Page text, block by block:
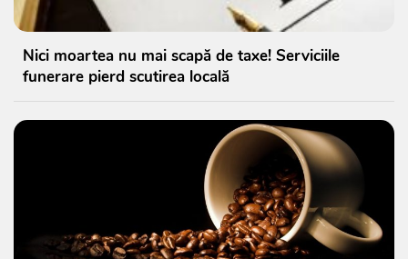
Nici moartea nu mai scapă de taxe! Serviciile
funerare pierd scutirea locală